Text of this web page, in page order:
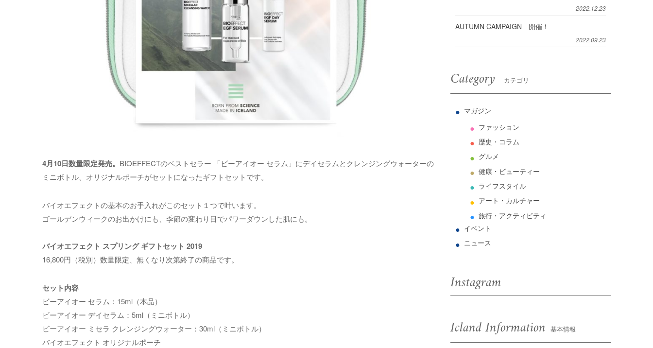
4月10日数量限定発売。 BIOEFFECTのベストセラー 「ビーアイオー セラム」にデイセラムとクレンジングウォーターの
ミニボトル、オリジナルポーチがセットになったギフトセットです。
バイオエフェクトの基本のお手入れがこのセット１つで叶います。
ゴールデンウィークのお出かけにも、季節の変わり目でパワーダウンした肌にも。
バイオエフェクト スプリング ギフトセット 2019
16,800円（税別）数量限定、無くなり次第終了の商品です。
セット内容
ビーアイオー セラム：15ml（本品）
ビーアイオー デイセラム：5ml（ミニボトル）
ビーアイオー ミセラ クレンジングウォーター：30ml（ミニボトル）
バイオエフェクト オリジナルポーチ
2022.12.23
AUTUMN CAMPAIGN 開催！
2022.09.23
Category カテゴリ
マガジン
ファッション
歴史・コラム
グルメ
健康・ビューティー
ライフスタイル
アート・カルチャー
旅行・アクティビティ
イベント
ニュース
Instagram
Icland Information 基本情報